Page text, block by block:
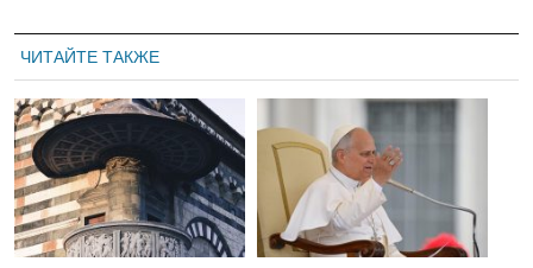
ЧИТАЙТЕ ТАКЖЕ